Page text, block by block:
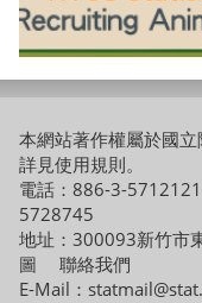
本網站著作權屬於國
詳見使用規則。
電話：886-3-
5728745
地址：300093新竹市
圖
聯絡我們
E-Mail：